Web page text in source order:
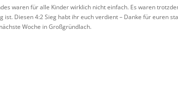
waren für alle Kinder wirklich nicht einfach. Es waren
ist. Diesen 4:2 Sieg habt ihr euch verdient – Danke für euren
Woche in Großgründlach.